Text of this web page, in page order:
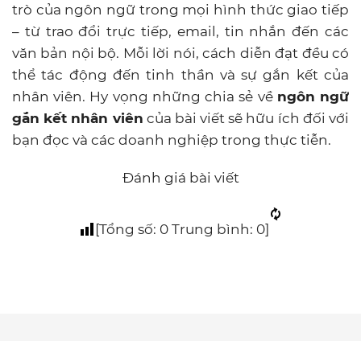
trò của ngôn ngữ trong mọi hình thức giao tiếp
– từ trao đổi trực tiếp, email, tin nhắn đến các
văn bản nội bộ. Mỗi lời nói, cách diễn đạt đều có
thể tác động đến tinh thần và sự gắn kết của
nhân viên. Hy vọng những chia sẻ về ngôn ngữ
gắn kết nhân viên của bài viết sẽ hữu ích đối với
bạn đọc và các doanh nghiệp trong thực tiễn.
Đánh giá bài viết
[Tổng số: 0 Trung bình: 0]